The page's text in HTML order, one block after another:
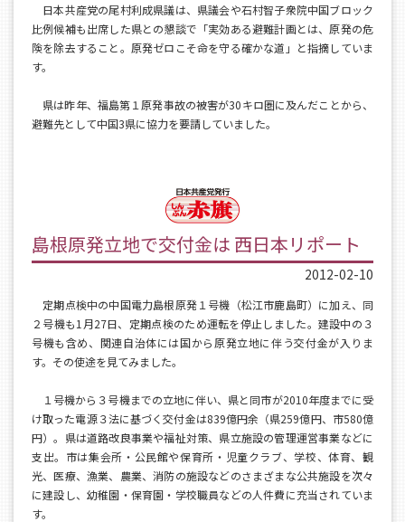
日本共産党の尾村利成県議は、県議会や石村智子衆院中国ブロック
比例候補も出席した県との懇談で「実効ある避難計画とは、原発の危
険を除去すること。原発ゼロこそ命を守る確かな道」と指摘していま
す。
県は昨年、福島第１原発事故の被害が30キロ圏に及んだことから、
避難先として中国3県に協力を要請していました。
島根原発立地で交付金は 西日本リポート
2012-02-10
定期点検中の中国電力島根原発１号機（松江市鹿島町）に加え、同
２号機も1月27日、定期点検のため運転を停止しました。建設中の３
号機も含め、関連自治体には国から原発立地に伴う交付金が入りま
す。その使途を見てみました。
１号機から３号機までの立地に伴い、県と同市が2010年度までに受
け取った電源３法に基づく交付金は839億円余（県259億円、市580億
円）。県は道路改良事業や福祉対策、県立施設の管理運営事業などに
支出。市は集会所・公民館や保育所・児童クラブ、学校、体育、観
光、医療、漁業、農業、消防の施設などのさまざまな公共施設を次々
に建設し、幼稚園・保育園・学校職員などの人件費に充当されていま
す。